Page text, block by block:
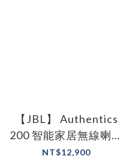
【JBL】 Authentics
200 智能家居無線喇叭
(Wi-Fi 及藍牙連接功
NT$12,900